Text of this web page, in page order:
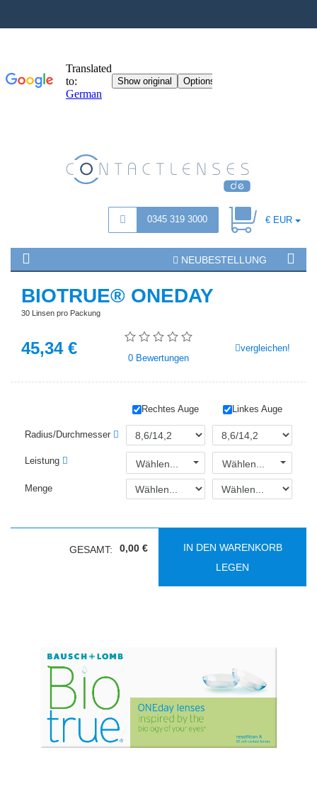
0345 319 3000 € EUR
NEUBESTELLUNG
BIOTRUE® ONEDAY
30 Linsen pro Packung
45,34 €
0Bewertungen
vergleichen!
Rechtes Auge Linkes Auge
Radius/Durchmesser
Leistung Wählen... Wählen...
Menge
GESAMT: 0,00 €
IN DEN WARENKORB
LEGEN